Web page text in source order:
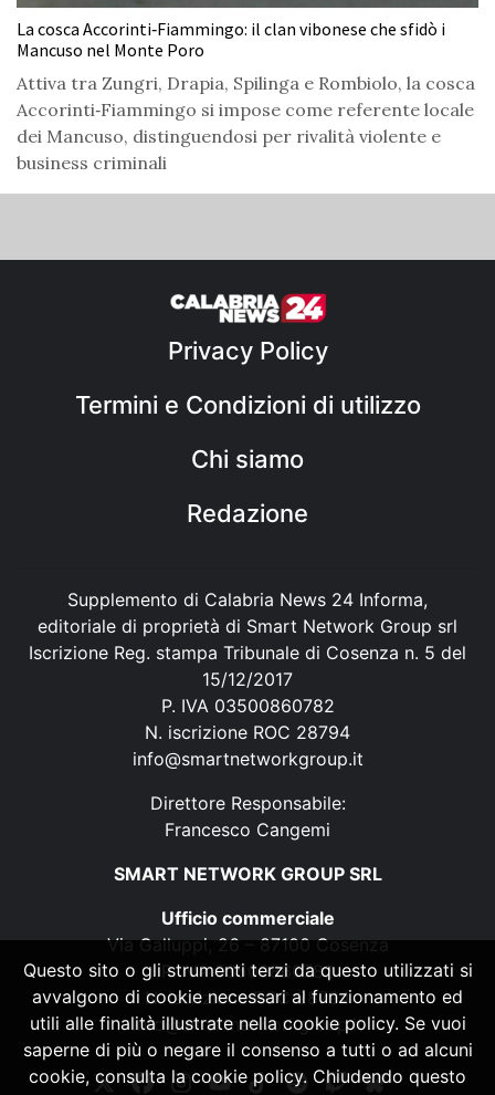
La cosca Accorinti‑Fiammingo: il clan vibonese che sfidò i
Mancuso nel Monte Poro
Attiva tra Zungri, Drapia, Spilinga e Rombiolo, la cosca
Accorinti‑Fiammingo si impose come referente locale
dei Mancuso, distinguendosi per rivalità violente e
business criminali
Privacy Policy
Termini e Condizioni di utilizzo
Chi siamo
Redazione
Supplemento di Calabria News 24 Informa,
editoriale di proprietà di Smart Network Group srl
Iscrizione Reg. stampa Tribunale di Cosenza n. 5 del
15/12/2017
P. IVA 03500860782
N. iscrizione ROC 28794
info@smartnetworkgroup.it
Direttore Responsabile:
Francesco Cangemi
SMART NETWORK GROUP SRL
Ufficio commerciale
Via Galluppi, 26 – 87100 Cosenza
P. IVA 03500860782
N. iscrizione ROC 28794
info@smartnetworkgroup.it
Questo sito o gli strumenti terzi da questo utilizzati si
avvalgono di cookie necessari al funzionamento ed
utili alle finalità illustrate nella cookie policy. Se vuoi
saperne di più o negare il consenso a tutti o ad alcuni
cookie, consulta la cookie policy. Chiudendo questo